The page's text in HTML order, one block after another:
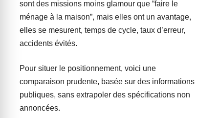
sont des missions moins glamour que “faire le
ménage à la maison”, mais elles ont un avantage,
elles se mesurent, temps de cycle, taux d’erreur,
accidents évités.
Pour situer le positionnement, voici une
comparaison prudente, basée sur des informations
publiques, sans extrapoler des spécifications non
annoncées.